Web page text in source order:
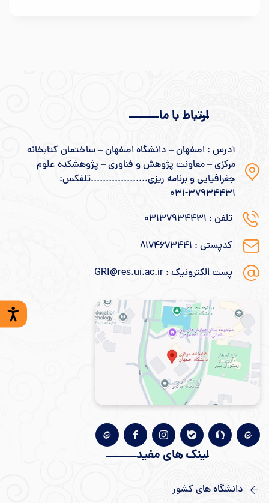
ارتباط با ما
آدرس : اصفهان – دانشگاه اصفهان – ساختمان کتابخانه
مرکزی – معاونت پژوهش و فناوری – پژوهشکده علوم
جغرافیایی و برنامه ریزی...................تلفکس:
۳۷۹۳۴۴۳۱-۰۳۱
تلفن : 031۳۷۹۳۴۴۳۱
کدپستی : ۸۱۷۴۶۷۳۴۴۱
پست الکترونیک : GRI@res.ui.ac.ir
لینک های مفید
دانشگاه های کشور